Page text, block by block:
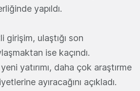
yapıldı.
girişim, ulaştığı son
ise kaçındı.
yatırımı, daha çok araştırme
ayıracağını açıkladı.